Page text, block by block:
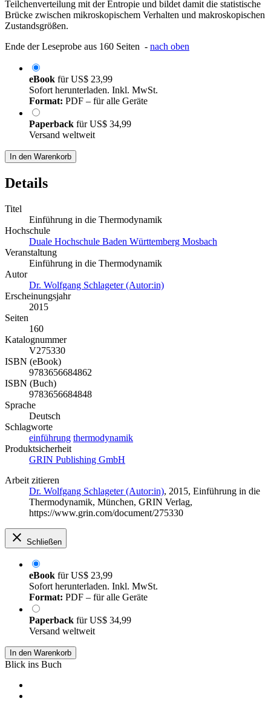
Teilchenverteilung mit der Entropie und bildet damit die statistische
Brücke zwischen mikroskopischem Verhalten und makroskopischen
Zustandsgrößen.
Ende der Leseprobe aus 160 Seiten - nach oben
eBook fürUS$ 23,99
Sofort herunterladen. Inkl. MwSt.
Format: PDF – für alle Geräte
Paperback fürUS$ 34,99
Versand weltweit
In den Warenkorb
Details
Titel
Einführung in die Thermodynamik
Hochschule
Duale Hochschule Baden Württemberg Mosbach
Veranstaltung
Einführung in die Thermodynamik
Autor
Dr. Wolfgang Schlageter (Autor:in)
Erscheinungsjahr
2015
Seiten
160
Katalognummer
V275330
ISBN (eBook)
9783656684862
ISBN (Buch)
9783656684848
Sprache
Deutsch
Schlagworte
einführung thermodynamik
Produktsicherheit
GRIN Publishing GmbH
Arbeit zitieren
Dr. Wolfgang Schlageter (Autor:in), 2015, Einführung in die
Thermodynamik, München, GRIN Verlag,
https://www.grin.com/document/275330
Schließen
eBook fürUS$ 23,99
Sofort herunterladen. Inkl. MwSt.
Format: PDF – für alle Geräte
Paperback fürUS$ 34,99
Versand weltweit
In den Warenkorb
Blick ins Buch